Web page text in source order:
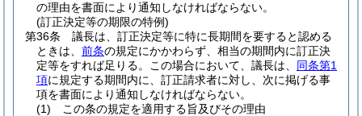
の理由を書面により通知しなければならない。
(訂正決定等の期限の特例)
第36条
議長は、訂正決定等に特に長期間を要すると認める
ときは、 前条の規定にかかわらず、相当の期間内に訂正決
定等をすれば足りる。
この場合において、議長は、 同条第1
項に規定する期間内に、訂正請求者に対し、次に掲げる事
項を書面により通知しなければならない。
(1)
この条の規定を適用する旨及びその理由